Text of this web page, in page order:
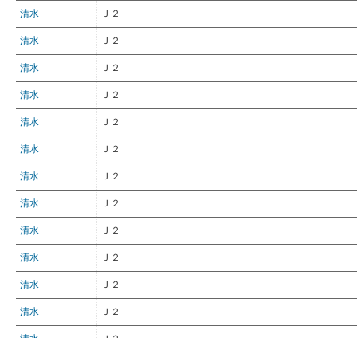
清水 Ｊ２
清水 Ｊ２
清水 Ｊ２
清水 Ｊ２
清水 Ｊ２
清水 Ｊ２
清水 Ｊ２
清水 Ｊ２
清水 Ｊ２
清水 Ｊ２
清水 Ｊ２
清水 Ｊ２